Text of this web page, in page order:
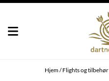
Hjem/Flights og tilbehør